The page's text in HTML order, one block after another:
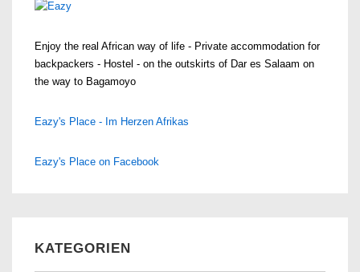
Enjoy the real African way of life - Private accommodation for
backpackers - Hostel - on the outskirts of Dar es Salaam on
the way to Bagamoyo
Eazy's Place - Im Herzen Afrikas
Eazy's Place on Facebook
KATEGORIEN